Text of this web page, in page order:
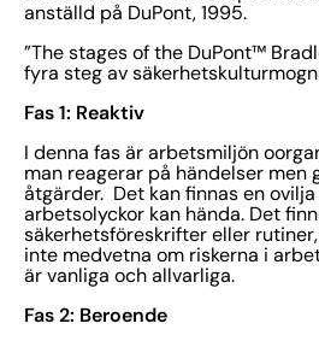
anställd på DuPont, 1995.
”The stages of the DuPont™
fyra steg av
Fas 1: Reaktiv
I denna fas är arbetsmiljön
man reagerar på händelser men
åtgärder. Det kan finnas en
arbetsolyckor kan hända. Det
säkerhetsföreskrifter eller
inte medvetna om riskerna i
är vanliga och allvarliga.
Fas 2: Beroende